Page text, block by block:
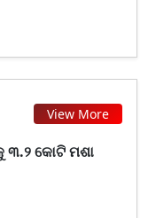
View More
୩.୨ କୋଟି ମଶା